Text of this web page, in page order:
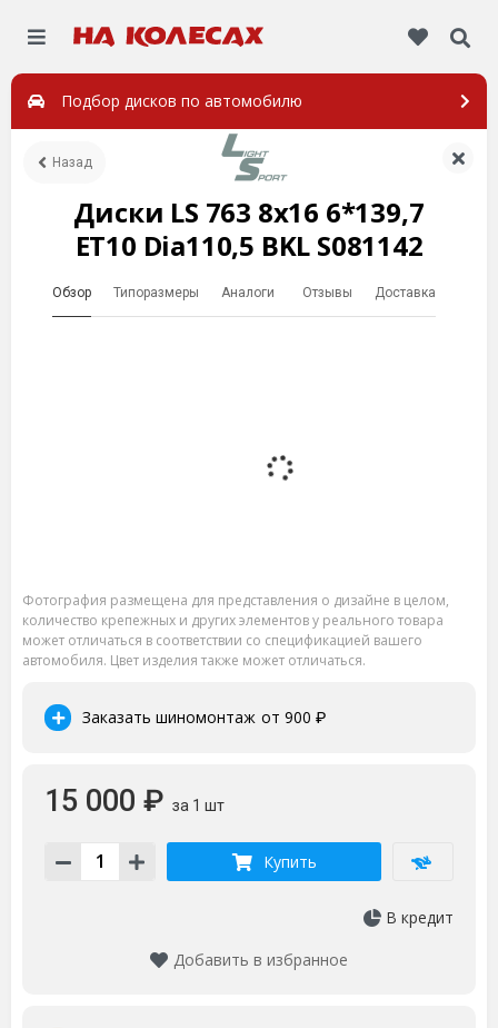
Подбор дисков по автомобилю
Назад
Диски LS 763 8x16 6*139,7
ET10 Dia110,5 BKL S081142
Обзор Типоразмеры Аналоги Отзывы Доставка
Фотография размещена для представления о дизайне в целом,
количество крепежных и других элементов у реального товара
может отличаться в соответствии со спецификацией вашего
автомобиля. Цвет изделия также может отличаться.
Заказать шиномонтаж от 900 ₽
15 000 ₽ за 1 шт
Купить
В кредит
Добавить в избранное